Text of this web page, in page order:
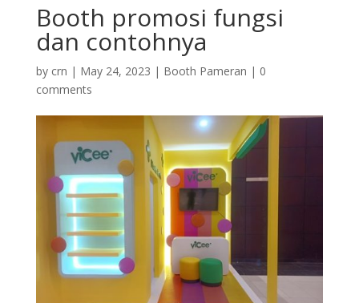
Booth promosi fungsi
dan contohnya
by crn | May 24, 2023 | Booth Pameran | 0
comments